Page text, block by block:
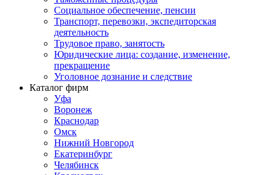
Социальное обеспечение, пенсии
Транспорт, перевозки, экспедиторская
деятельность
Трудовое право, занятость
Юридические лица: создание, изменение,
прекращение
Уголовное дознание и следствие
Каталог фирм
Уфа
Воронеж
Краснодар
Омск
Нижний Новгород
Екатеринбург
Челябинск